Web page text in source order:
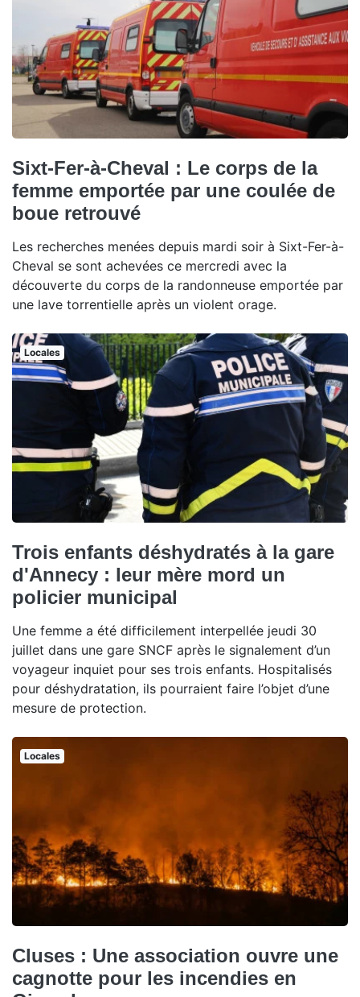
Sixt-Fer-à-Cheval : Le corps de la
femme emportée par une coulée de
boue retrouvé
Les recherches menées depuis mardi soir à Sixt-Fer-à-
Cheval se sont achevées ce mercredi avec la
découverte du corps de la randonneuse emportée par
une lave torrentielle après un violent orage.
Locales
Trois enfants déshydratés à la gare
d'Annecy : leur mère mord un
policier municipal
Une femme a été difficilement interpellée jeudi 30
juillet dans une gare SNCF après le signalement d’un
voyageur inquiet pour ses trois enfants. Hospitalisés
pour déshydratation, ils pourraient faire l’objet d’une
mesure de protection.
Locales
Cluses : Une association ouvre une
cagnotte pour les incendies en